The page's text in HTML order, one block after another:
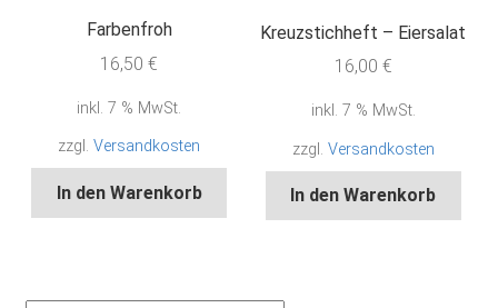
Farbenfroh
16,50€
inkl. 7 % MwSt.
zzgl.Versandkosten
In den Warenkorb
Kreuzstichheft – Eiersalat
16,00 €
inkl. 7 % MwSt.
zzgl. Versandkosten
In den Warenkorb